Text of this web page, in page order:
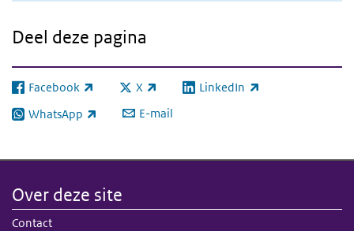
Deel deze pagina
Facebook
(externe link) X
(externe link) LinkedIn
(externe link)
WhatsApp
(externe link) E-mail
Over deze site
Contact